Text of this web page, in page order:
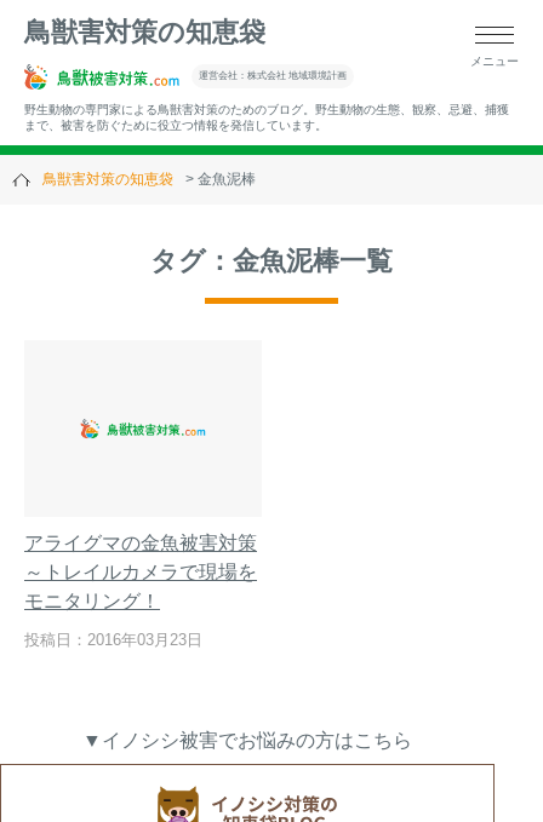
鳥獣害対策の知恵袋
運営会社：株式会社 地域環境計画
野生動物の専門家による鳥獣害対策のためのブログ。野生動物の生態、観察、忌避、捕獲
まで、被害を防ぐために役立つ情報を発信しています。
メニュー
▼キーワードから記事を探す
鳥獣害対策の知恵袋 金魚泥棒
タグ：金魚泥棒一覧
アライグマの金魚被害対策
～トレイルカメラで現場を
モニタリング！
投稿日：2016年03月23日
▼イノシシ被害でお悩みの方はこちら